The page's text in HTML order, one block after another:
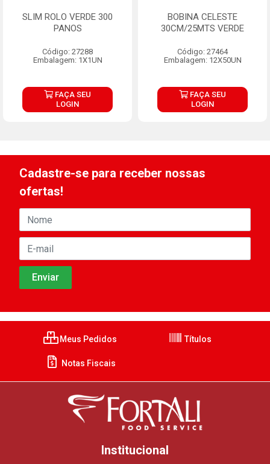
SLIM ROLO VERDE 300
PANOS
Código: 27288
Embalagem: 1X1UN
FAÇA SEU
LOGIN
BOBINA CELESTE
30CM/25MTS VERDE
Código: 27464
Embalagem: 12X50UN
FAÇA SEU
LOGIN
Cadastre-se para receber nossas
ofertas!
Meus Pedidos Títulos
Notas Fiscais
Institucional